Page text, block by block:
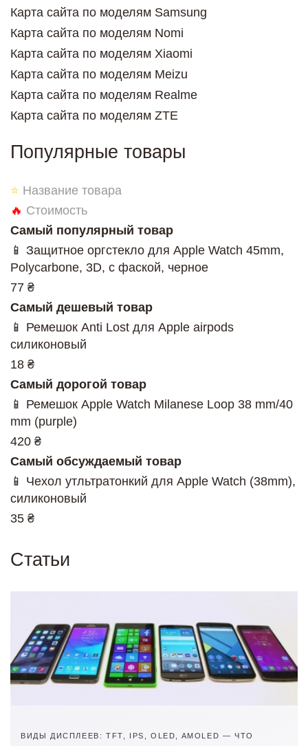
Карта сайта по моделям Samsung
Карта сайта по моделям Nomi
Карта сайта по моделям Xiaomi
Карта сайта по моделям Meizu
Карта сайта по моделям Realme
Карта сайта по моделям ZTE
Популярные товары
⭐ Название товара
🔥 Стоимость
Самый популярный товар
📱 Защитное оргстекло для Apple Watch 45mm,
Polycarbone, 3D, с фаской, черное
77 ₴
Самый дешевый товар
📱 Ремешок Anti Lost для Apple airpods
силиконовый
18 ₴
Самый дорогой товар
📱 Ремешок Apple Watch Milanese Loop 38 mm/40
mm (purple)
420 ₴
Самый обсуждаемый товар
📱 Чехол утльтратонкий для Apple Watch (38mm),
силиконовый
35 ₴
Статьи
ВИДЫ ДИСПЛЕЕВ: TFT, IPS, OLED, AMOLED — ЧТО